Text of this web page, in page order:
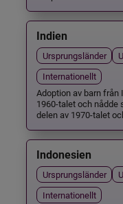
Indien
Ursprungsländer
Internationellt
Adoption av barn från
1960-talet och
delen av 1970-talet
Indonesien
Ursprungsländer
Internationellt